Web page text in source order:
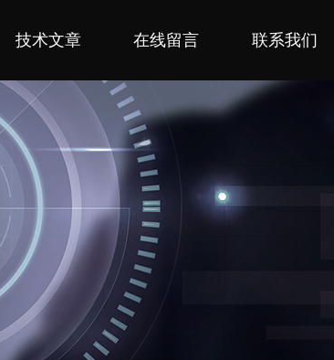
技术文章 在线留言 联系我们